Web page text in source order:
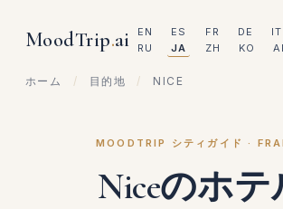
MoodTrip.ai EN ES FR DE IT
RU
JA ZH KO
ホーム / 目的地 / NICE
MOODTRIP シティガイド ·
Niceのホテ